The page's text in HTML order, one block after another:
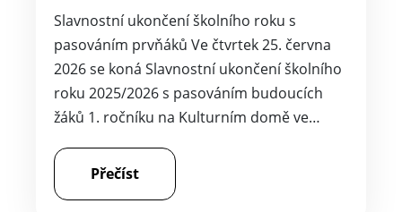
Slavnostní ukončení školního roku s
pasováním prvňáků Ve čtvrtek 25. června
2026 se koná Slavnostní ukončení školního
roku 2025/2026 s pasováním budoucích
žáků 1. ročníku na Kulturním domě ve…
Přečíst